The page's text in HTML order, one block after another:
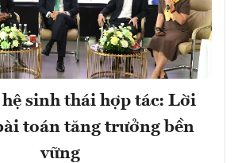
sinh thái hợp tác: Lời
toán tăng trưởng bền
vững